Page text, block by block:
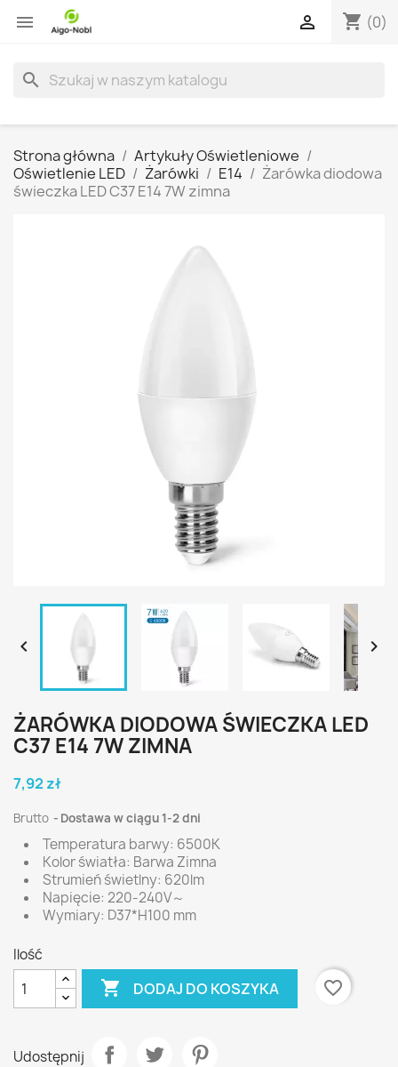
 shopping_cart (0)

search
Strona główna
Artykuły Oświetleniowe
Oświetlenie LED
Żarówki E14
Żarówka diodowa
świeczka LED C37 E14 7W zimna
 
ŻARÓWKA DIODOWA ŚWIECZKA LED
C37 E14 7W ZIMNA
7,92 zł
Brutto Dostawa w ciągu 1-2 dni
Temperatura barwy: 6500K
Kolor światła: Barwa Zimna
Strumień świetlny: 620lm
Napięcie: 220-240V～
Wymiary: D37*H100 mm
Ilość
 DODAJ DO KOSZYKA favorite_border
Udostępnij